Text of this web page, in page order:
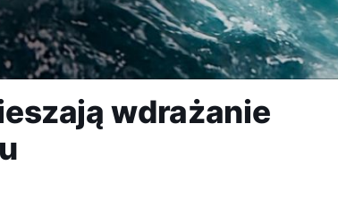
wdrażanie